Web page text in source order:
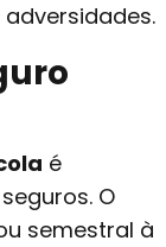
é
O
semestral à